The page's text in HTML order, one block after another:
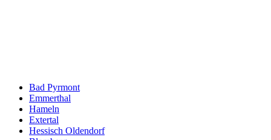
Bad Pyrmont
Emmerthal
Hameln
Extertal
Hessisch Oldendorf